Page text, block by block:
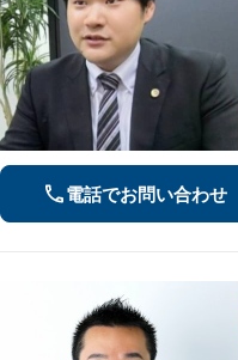
電話でお問い合わせ